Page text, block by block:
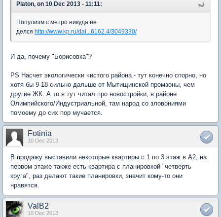
Platon, on 10 Dec 2013 - 11:11:
Популизм с метро никуда не
делся http://www.kp.ru/dai...6162.4/3049330/
И да, почему "Борисовка"?
PS Насчет экологически чистого района - тут конечно спорно, но
хотя бы 9-18 сильно дальше от Мытищинской промзоны, чем
другие ЖК. А то я тут читал про новостройки, в районе
Олимпийского/Индустриальной, там народ со зловониями
помоему до сих пор мучается.
Fotinia
10 Dec 2013
В продажу выставили некоторые квартиры с 1 по 3 этаж в А2, на
первом этаже также есть квартира с планировкой "четверть
круга", раз делают такие планировки, значит кому-то они
нравятся.
ValB2
10 Dec 2013